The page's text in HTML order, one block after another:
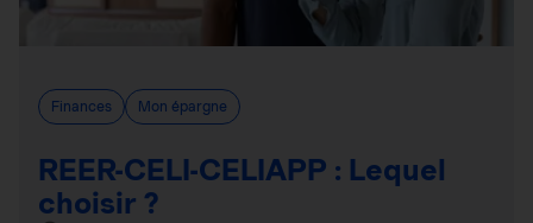
Finances Mon épargne
REER-CELI-CELIAPP : Lequel
choisir ?